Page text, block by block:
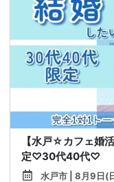
【水戸☆カフェ婚
定♡30代40代♡
水戸市 | 8月9日(